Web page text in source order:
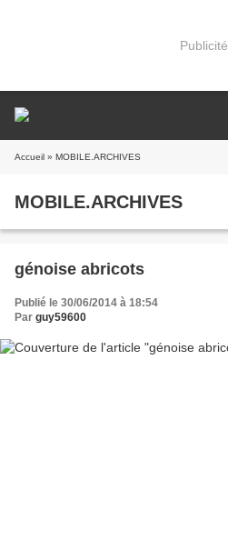
Publicité
Accueil » MOBILE.ARCHIVES
MOBILE.ARCHIVES
génoise abricots
Publié le 30/06/2014 à 18:54
Par guy59600